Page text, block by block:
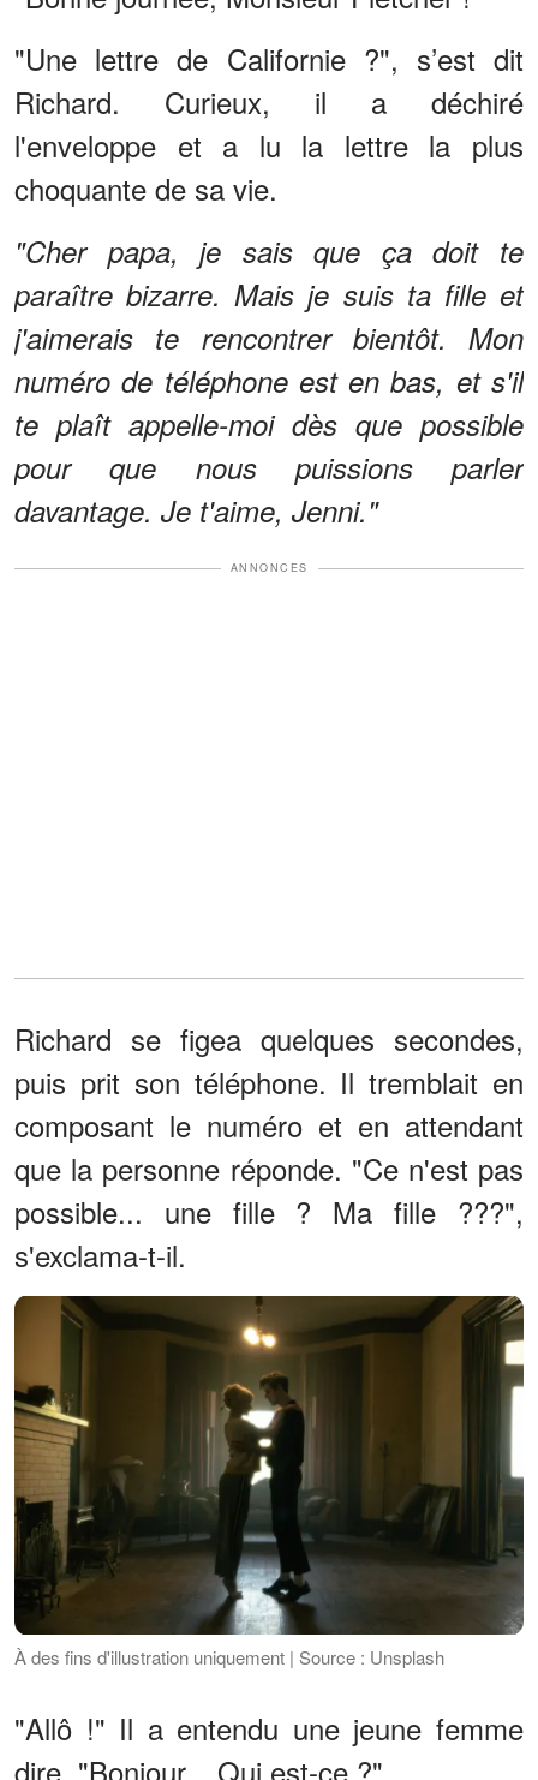
"Une lettre de Californie ?", s’est dit
Richard. Curieux, il a déchiré
l'enveloppe et a lu la lettre la plus
choquante de sa vie.
"Cher papa, je sais que ça doit te
paraître bizarre. Mais je suis ta fille et
j'aimerais te rencontrer bientôt. Mon
numéro de téléphone est en bas, et s'il
te plaît appelle-moi dès que possible
pour que nous puissions parler
davantage. Je t'aime, Jenni."
ANNONCES
Richard se figea quelques secondes,
puis prit son téléphone. Il tremblait en
composant le numéro et en attendant
que la personne réponde. "Ce n'est pas
possible... une fille ? Ma fille ???",
s'exclama-t-il.
À des fins d'illustration uniquement | Source : Unsplash
"Allô !" Il a entendu une jeune femme
dire. "Bonjour... Qui est-ce ?"